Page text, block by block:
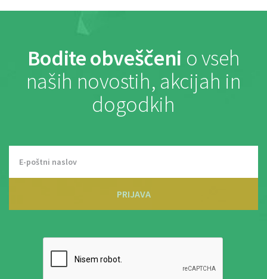
Bodite obveščeni o vseh
naših novostih, akcijah in
dogodkih
PRIJAVA